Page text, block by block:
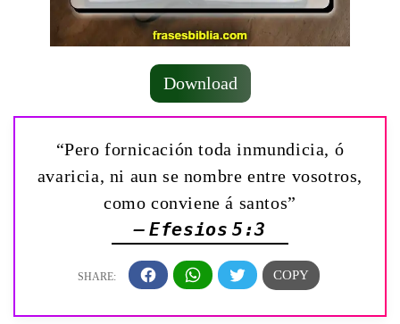
Download
“Pero fornicación toda inmundicia, ó
avaricia, ni aun se nombre entre vosotros,
como conviene á santos”
— Efesios 5:3